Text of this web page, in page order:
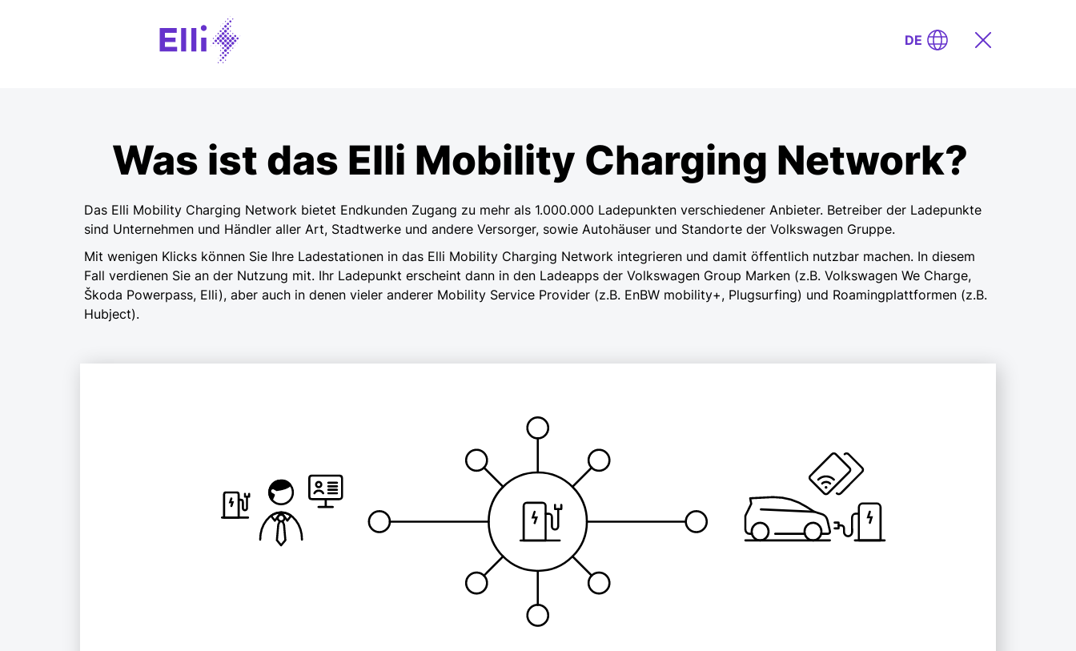
DE
Was ist das Elli Mobility Charging Network?
Das Elli Mobility Charging Network bietet Endkunden Zugang zu mehr als 1.000.000 Ladepunkten verschiedener Anbieter. Betreiber der Ladepunkte
sind Unternehmen und Händler aller Art, Stadtwerke und andere Versorger, sowie Autohäuser und Standorte der Volkswagen Gruppe.
Mit wenigen Klicks können Sie Ihre Ladestationen in das Elli Mobility Charging Network integrieren und damit öffentlich nutzbar machen. In diesem
Fall verdienen Sie an der Nutzung mit. Ihr Ladepunkt erscheint dann in den Ladeapps der Volkswagen Group Marken (z.B. Volkswagen We Charge,
Škoda Powerpass, Elli), aber auch in denen vieler anderer Mobility Service Provider (z.B. EnBW mobility+, Plugsurfing) und Roamingplattformen (z.B.
Hubject).